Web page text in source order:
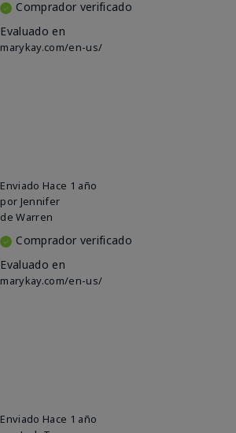
Comprador verificado
Evaluado en
marykay.com/en-us/
Enviado Hace 1 año
por Jennifer
de Warren
Comprador verificado
Evaluado en
marykay.com/en-us/
Enviado Hace 1 año